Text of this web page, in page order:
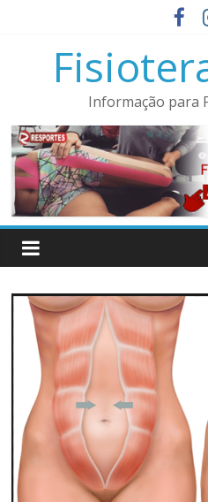
conteúdo
Informação para